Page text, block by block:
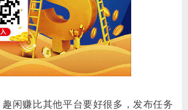
闲赚比其他平台要好很多，发布任务